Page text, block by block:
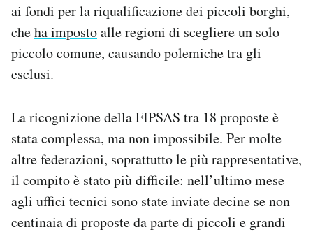
ai fondi per la riqualificazione dei piccoli borghi,
cheha impostoalle regioni di scegliere un solo
piccolo comune, causando polemiche tra gli
esclusi.
La ricognizione della FIPSAS tra 18 proposte è
stata complessa, ma non impossibile. Per molte
altre federazioni, soprattutto le più rappresentative,
il compito è stato più difficile: nell’ultimo mese
agli uffici tecnici sono state inviate decine se non
centinaia di proposte da parte di piccoli e grandi